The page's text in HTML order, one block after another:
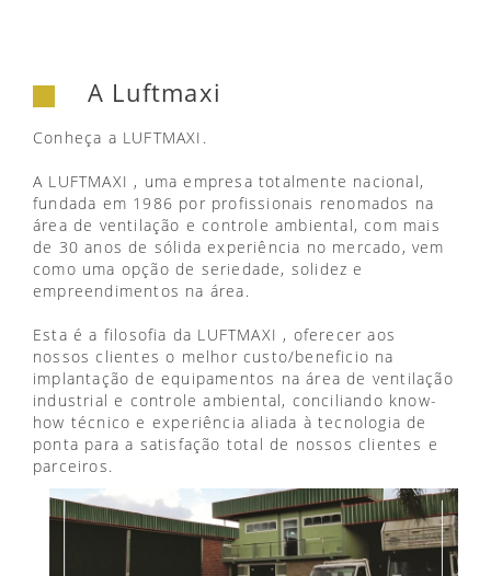
A Luftmaxi
Conheça a LUFTMAXI.
A LUFTMAXI , uma empresa totalmente nacional,
fundada em 1986 por profissionais renomados na
área de ventilação e controle ambiental, com mais
de 30 anos de sólida experiência no mercado, vem
como uma opção de seriedade, solidez e
empreendimentos na área.
Esta é a filosofia da LUFTMAXI , oferecer aos
nossos clientes o melhor custo/beneficio na
implantação de equipamentos na área de ventilação
industrial e controle ambiental, conciliando know-
how técnico e experiência aliada à tecnologia de
ponta para a satisfação total de nossos clientes e
parceiros.